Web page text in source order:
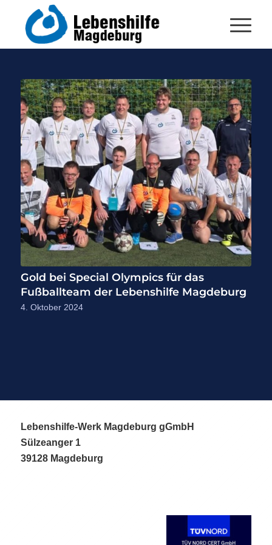
Gold bei Special Olympics für das
Fußballteam der Lebenshilfe Magdeburg
4. Oktober 2024
Lebenshilfe-Werk Magdeburg gGmbH
Sülzeanger 1
39128 Magdeburg